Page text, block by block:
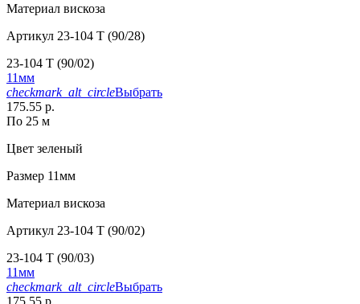
Материал вискоза
Артикул 23-104 T (90/28)
23-104 T (90/02)
11мм
checkmark_alt_circleВыбрать
175.55 р.
По 25 м
Цвет зеленый
Размер 11мм
Материал вискоза
Артикул 23-104 T (90/02)
23-104 T (90/03)
11мм
checkmark_alt_circleВыбрать
175.55 р.